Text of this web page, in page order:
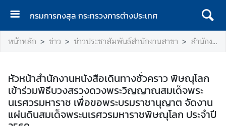
กรมการกงสุล กระทรวงการต่างประเทศ
ห
น้
ร
ก
ก
หน้าหลัก ข่าว ข่าวประชาสัมพันธ์สำนักงานสาขา สำนักงานหนังสือเดินทางชั่วคราว พิษณุโลก
หัวหน้าสำนักงานหนังสือเดินทางชั่วคราว พิษณุโลก
เข้าร่วมพิธีบวงสรวงดวงพระวิญญาณสมเด็จพระ
นเรศวรมหาราช เพื่อขอพระบรมราชานุญาต จัดงาน
แผ่นดินสมเด็จพระนเรศวรมหาราชพิษณุโลก ประจำปี